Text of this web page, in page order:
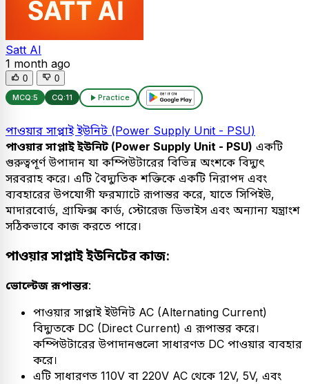
Satt AI
1 month ago
0 0
MCQ:5 CQ:11 Practice
পাওয়ার সাপ্লাই ইউনিট (Power Supply Unit - PSU)
পাওয়ার সাপ্লাই ইউনিট (Power Supply Unit - PSU) একটি
গুরুত্বপূর্ণ উপাদান যা কম্পিউটারের বিভিন্ন অংশকে বিদ্যুৎ
সরবরাহ করে। এটি বৈদ্যুতিক শক্তিকে একটি নিরাপদ এবং
ব্যবহারের উপযোগী ফরম্যাটে রূপান্তর করে, যাতে সিপিইউ,
মাদারবোর্ড, গ্রাফিক্স কার্ড, স্টোরেজ ডিভাইস এবং অন্যান্য যন্ত্রাংশ
সঠিকভাবে কাজ করতে পারে।
পাওয়ার সাপ্লাই ইউনিটের কাজ:
ভোল্টেজ রূপান্তর:
পাওয়ার সাপ্লাই ইউনিট AC (Alternating Current)
বিদ্যুতকে DC (Direct Current) এ রূপান্তর করে।
কম্পিউটারের উপাদানগুলো সাধারণত DC পাওয়ার ব্যবহার
করে।
এটি সাধারণত 110V বা 220V AC থেকে 12V, 5V, এবং